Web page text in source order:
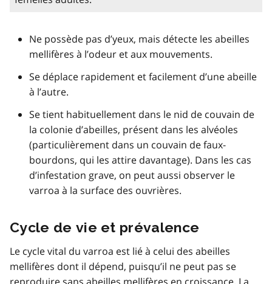
Ne possède pas d’yeux, mais détecte les abeilles
mellifères à l’odeur et aux mouvements.
Se déplace rapidement et facilement d’une abeille
à l’autre.
Se tient habituellement dans le nid de couvain de
la colonie d’abeilles, présent dans les alvéoles
(particulièrement dans un couvain de faux-
bourdons, qui les attire davantage). Dans les cas
d’infestation grave, on peut aussi observer le
varroa à la surface des ouvrières.
Cycle de vie et prévalence
Le cycle vital du varroa est lié à celui des abeilles
mellifères dont il dépend, puisqu’il ne peut pas se